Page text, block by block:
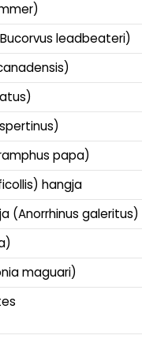
leadbeateri)
papa)
hangja
(Anorrhinus galeritus)
maguari)